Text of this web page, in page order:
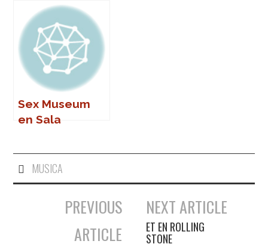
Sex Museum
en Sala
MUSICA
Navegación de entradas
PREVIOUS
ARTICLE
NEXT ARTICLE
ET EN ROLLING
STONE